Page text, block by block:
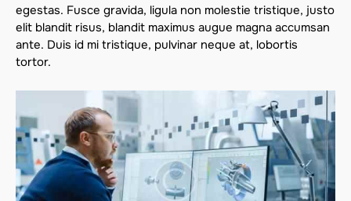
egestas. Fusce gravida, ligula non molestie tristique, justo
elit blandit risus, blandit maximus augue magna accumsan
ante. Duis id mi tristique, pulvinar neque at, lobortis
tortor.